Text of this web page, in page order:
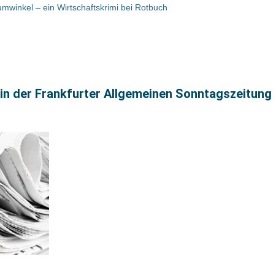
– ein Wirtschaftskrimi bei Rotbuch
der Frankfurter Allgemeinen Sonntagszeitung